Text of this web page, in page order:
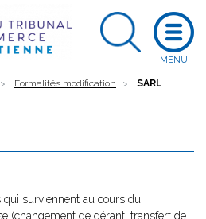
Formalités modification SARL
qui surviennent au cours du
(changement de gérant, transfert de